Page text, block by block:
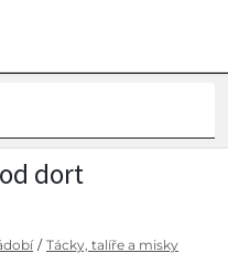
dort
/ Tácky, talíře a misky